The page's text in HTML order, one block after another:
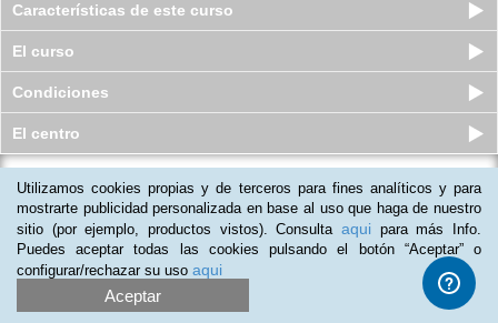
Características de este curso
El curso
Condiciones
El centro
Curso en línea (Online) de
Distribución Capilar o de Última Milla
Plazas disponibles
$1,160 mxn $1,750mxn
Utilizamos cookies propias y de terceros para fines analíticos y para
mostrarte publicidad personalizada en base al uso que haga de nuestro
sitio (por ejemplo, productos vistos). Consulta aqui para más Info.
Puedes aceptar todas las cookies pulsando el botón “Aceptar” o
configurar/rechazar su uso aqui
Aceptar